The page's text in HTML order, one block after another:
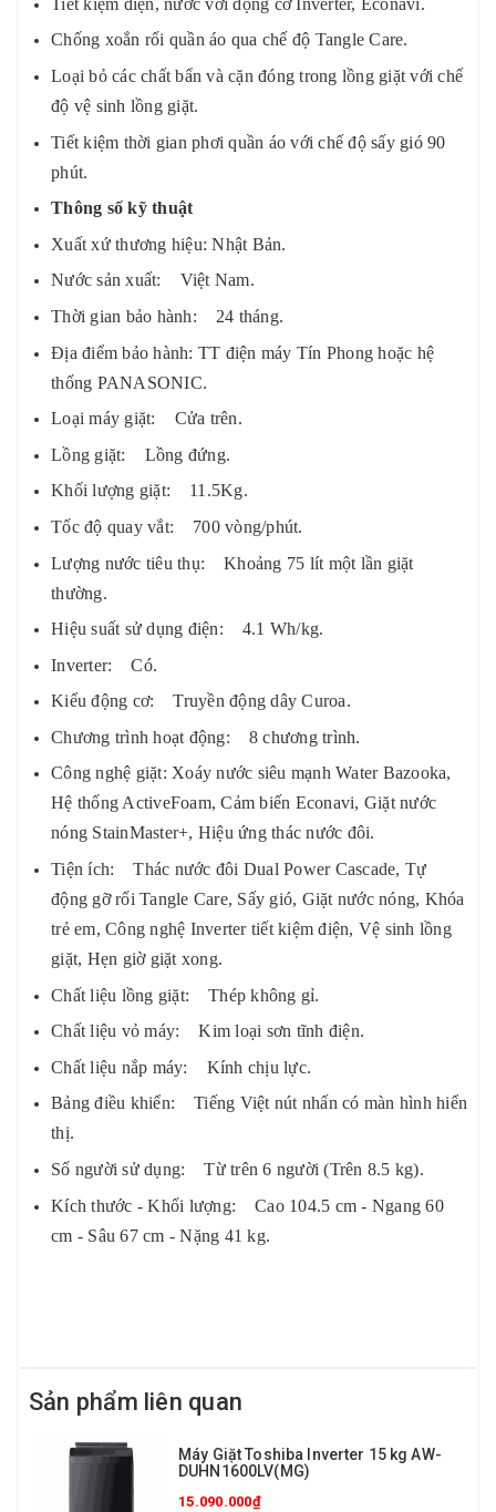
Chống xoắn rối quần áo qua chế độ Tangle Care.
Loại bỏ các chất bẩn và cặn đóng trong lồng giặt với chế
độ vệ sinh lồng giặt.
Tiết kiệm thời gian phơi quần áo với chế độ sấy gió 90
phút.
Thông số kỹ thuật
Xuất xứ thương hiệu: Nhật Bản.
Nước sản xuất: Việt Nam.
Thời gian bảo hành: 24 tháng.
Địa điểm bảo hành: TT điện máy Tín Phong hoặc hệ
thống PANASONIC.
Loại máy giặt: Cửa trên.
Lồng giặt: Lồng đứng.
Khối lượng giặt: 11.5Kg.
Tốc độ quay vắt: 700 vòng/phút.
Lượng nước tiêu thụ: Khoảng 75 lít một lần giặt
thường.
Hiệu suất sử dụng điện: 4.1 Wh/kg.
Inverter: Có.
Kiểu động cơ: Truyền động dây Curoa.
Chương trình hoạt động: 8 chương trình.
Công nghệ giặt: Xoáy nước siêu mạnh Water Bazooka,
Hệ thống ActiveFoam, Cảm biến Econavi, Giặt nước
nóng StainMaster+, Hiệu ứng thác nước đôi.
Tiện ích: Thác nước đôi Dual Power Cascade, Tự
động gỡ rối Tangle Care, Sấy gió, Giặt nước nóng, Khóa
trẻ em, Công nghệ Inverter tiết kiệm điện, Vệ sinh lồng
giặt, Hẹn giờ giặt xong.
Chất liệu lồng giặt: Thép không gỉ.
Chất liệu vỏ máy: Kim loại sơn tĩnh điện.
Chất liệu nắp máy: Kính chịu lực.
Bảng điều khiển: Tiếng Việt nút nhấn có màn hình hiển
thị.
Số người sử dụng: Từ trên 6 người (Trên 8.5 kg).
Kích thước - Khối lượng: Cao 104.5 cm - Ngang 60
cm - Sâu 67 cm - Nặng 41 kg.
Sản phẩm liên quan
Máy Giặt Toshiba Inverter 15 kg AW-
DUHN1600LV(MG)
15.090.000₫